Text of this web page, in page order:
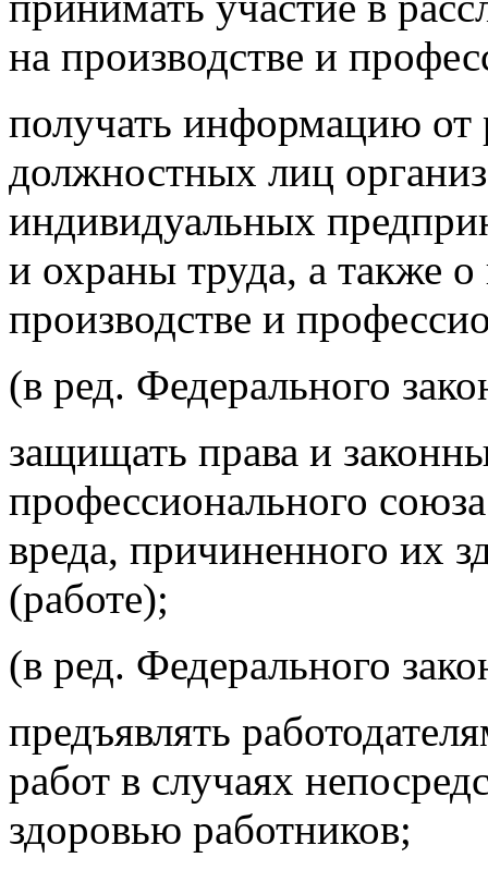
на производстве и
получать информацию от
должностных лиц
индивидуальных
и охраны труда, а также о
производстве и
(в ред. Федерального
защищать права и
профессионального
вреда, причиненного их
(работе);
(в ред. Федерального
предъявлять
работ в случаях
здоровью работников;